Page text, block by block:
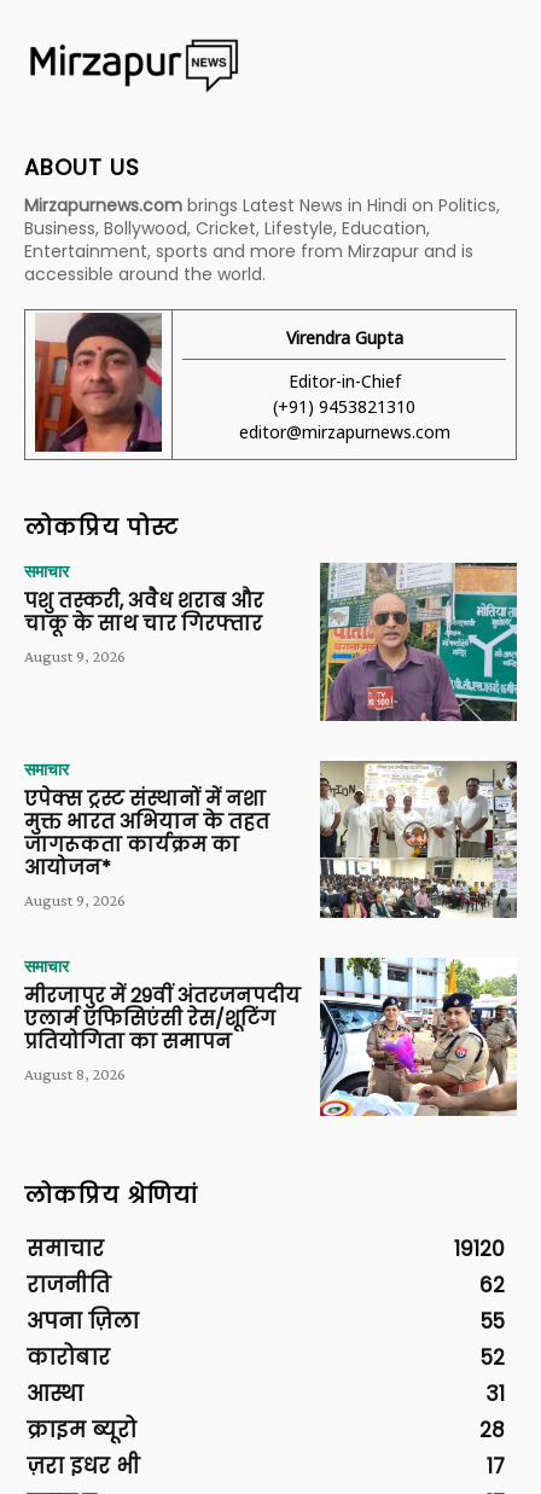
ABOUT US
Mirzapurnews.com brings Latest News in Hindi on Politics,
Business, Bollywood, Cricket, Lifestyle, Education,
Entertainment, sports and more from Mirzapur and is
accessible around the world.
Virendra Gupta
Editor-in-Chief
(+91) 9453821310
editor@mirzapurnews.com
लोकप्रिय पोस्ट
समाचार
पशु तस्करी, अवैध शराब और
चाकू के साथ चार गिरफ्तार
August 9, 2026
समाचार
एपेक्स ट्रस्ट संस्थानों में नशा
मुक्त भारत अभियान के तहत
जागरूकता कार्यक्रम का
आयोजन*
August 9, 2026
समाचार
मीरजापुर में 29वीं अंतरजनपदीय
एलार्म एफिसिएंसी रेस/शूटिंग
प्रतियोगिता का समापन
August 8, 2026
लोकप्रिय श्रेणियां
समाचार
19120
राजनीति
62
अपना ज़िला
55
कारोबार
52
आस्था
31
क्राइम ब्यूरो
28
ज़रा इधर भी
17